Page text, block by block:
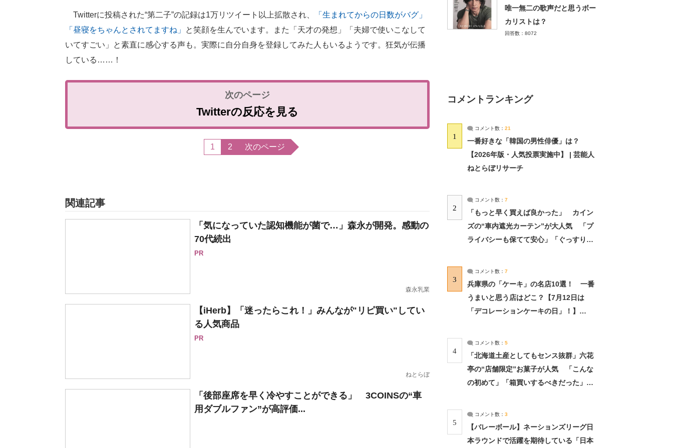
Twitterに投稿された“第二子”の記録は1万リツイート以上拡散され、
「生まれてからの日数がバグ」
「昼寝をちゃんとされてますね」
と笑顔を生んでいます。また「天才の発想」「夫婦で使いこなして
いてすごい」と素直に感心する声も。実際に自分自身を登録してみた人もいるようです。狂気が伝播
している……！
Twitterの反応を見る
1 2 次のページ
関連記事
「気になっていた認知機能が菌で…」森永が開発。感動の
70代続出
PR
森永乳業
【iHerb】「迷ったらこれ！」みんなが"リピ買い"してい
る人気商品
PR
ねとらぼ
「後部座席を早く冷やすことができる」 3COINSの“車
用ダブルファン”が高評価...
唯一無二の歌声だと思うボー
カリストは？
回答数：8072
コメントランキング
1
コメント数： 21
一番好きな「韓国の男性俳優」は？
【2026年版・人気投票実施中】 | 芸能人
ねとらぼリサーチ
2
コメント数： 7
「もっと早く買えば良かった」 カイン
ズの“車内遮光カーテン”が大人気 「プ
ライバシーも保てて安心」「ぐっすり眠
3
コメント数： 7
兵庫県の「ケーキ」の名店10選！ 一番
うまいと思う店はどこ？【7月12日は
「デコレーションケーキの日」！】
4
コメント数： 5
「北海道土産としてもセンス抜群」六花
亭の“店舗限定”お菓子が人気 「こんな
の初めて」「箱買いするべきだった」
5
コメント数： 3
【バレーボール】ネーションズリーグ日
本ラウンドで活躍を期待している「日本